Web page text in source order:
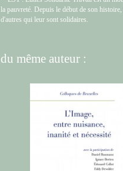
la pauvreté. Depuis le début de son
d'autres qui leur sont solidaires.
du même auteur :